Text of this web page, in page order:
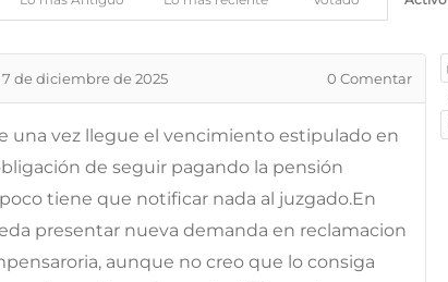
de diciembre de 2025 0 Comentar
una vez llegue el vencimiento estipulado en
de seguir pagando la pensión
tiene que notificar nada al juzgado.En
presentar nueva demanda en reclamacion
aunque no creo que lo consiga